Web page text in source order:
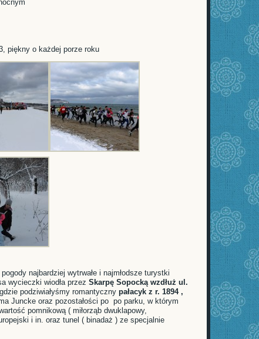
piękny o każdej porze roku
najbardziej wytrwałe i najmłodsze turystki
wycieczki wiodła przez Skarpę Sopocką wzdłuż ul.
podziwiałyśmy romantyczny pałacyk z r. 1894 ,
Juncke oraz pozostałości po po parku, w którym
pomnikową ( miłorząb dwuklapowy,
i in. oraz tunel ( binadaż ) ze specjalnie